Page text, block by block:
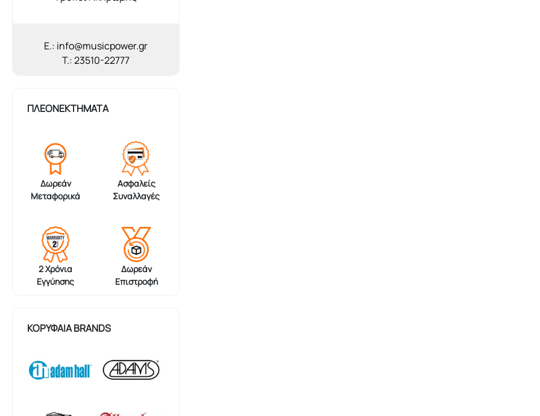
E.: info@musicpower.gr
T.: 23510-22777
ΠΛΕΟΝΕΚΤΗΜΑΤΑ
Δωρεάν
Μεταφορικά
Ασφαλείς
Συναλλαγές
2 Χρόνια
Εγγύησης
Δωρεάν
Επιστροφή
ΚΟΡΥΦΑΊΑ BRANDS